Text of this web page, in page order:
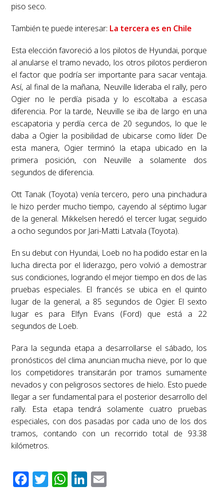
piso seco.
También te puede interesar: La tercera es en Chile
Esta elección favoreció a los pilotos de Hyundai, porque
al anularse el tramo nevado, los otros pilotos perdieron
el factor que podría ser importante para sacar ventaja.
Así, al final de la mañana, Neuville lideraba el rally, pero
Ogier no le perdía pisada y lo escoltaba a escasa
diferencia. Por la tarde, Neuville se iba de largo en una
escapatoria y perdía cerca de 20 segundos, lo que le
daba a Ogier la posibilidad de ubicarse como líder. De
esta manera, Ogier terminó la etapa ubicado en la
primera posición, con Neuville a solamente dos
segundos de diferencia.
Ott Tanak (Toyota) venía tercero, pero una pinchadura
le hizo perder mucho tiempo, cayendo al séptimo lugar
de la general. Mikkelsen heredó el tercer lugar, seguido
a ocho segundos por Jari-Matti Latvala (Toyota).
En su debut con Hyundai, Loeb no ha podido estar en la
lucha directa por el liderazgo, pero volvió a demostrar
sus condiciones, logrando el mejor tiempo en dos de las
pruebas especiales. El francés se ubica en el quinto
lugar de la general, a 85 segundos de Ogier. El sexto
lugar es para Elfyn Evans (Ford) que está a 22
segundos de Loeb.
Para la segunda etapa a desarrollarse el sábado, los
pronósticos del clima anuncian mucha nieve, por lo que
los competidores transitarán por tramos sumamente
nevados y con peligrosos sectores de hielo. Esto puede
llegar a ser fundamental para el posterior desarrollo del
rally. Esta etapa tendrá solamente cuatro pruebas
especiales, con dos pasadas por cada uno de los dos
tramos, contando con un recorrido total de 93.38
kilómetros.
Facebook
Twitter
WhatsApp
LinkedIn
Email